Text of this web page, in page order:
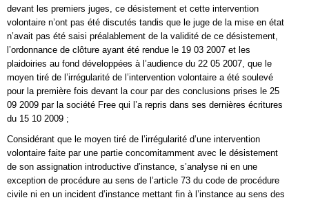
devant les premiers juges, ce désistement et cette intervention
volontaire n’ont pas été discutés tandis que le juge de la mise en état
n’avait pas été saisi préalablement de la validité de ce désistement,
l’ordonnance de clôture ayant été rendue le 19 03 2007 et les
plaidoiries au fond développées à l’audience du 22 05 2007, que le
moyen tiré de l’irrégularité de l’intervention volontaire a été soulevé
pour la première fois devant la cour par des conclusions prises le 25
09 2009 par la société Free qui l’a repris dans ses dernières écritures
du 15 10 2009 ;
Considérant que le moyen tiré de l’irrégularité d’une intervention
volontaire faite par une partie concomitamment avec le désistement
de son assignation introductive d’instance, s’analyse ni en une
exception de procédure au sens de l’article 73 du code de procédure
civile ni en un incident d’instance mettant fin à l’instance au sens des